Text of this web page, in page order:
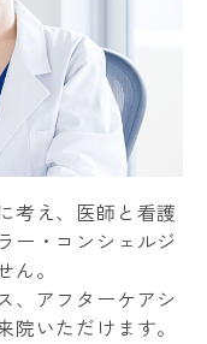
考え、医師と看護
ー・コンシェルジ
。
、アフターケアシ
いただけます。